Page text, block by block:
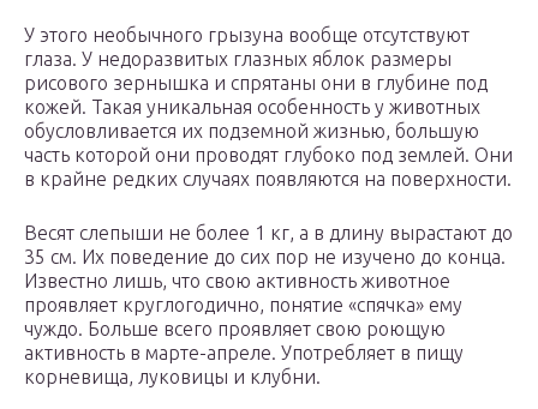
У этого необычного грызуна вообще отсутствуют
глаза. У недоразвитых глазных яблок размеры
рисового зернышка и спрятаны они в глубине под
кожей. Такая уникальная особенность у животных
обусловливается их подземной жизнью, большую
часть которой они проводят глубоко под землей. Они
в крайне редких случаях появляются на поверхности.
Весят слепыши не более 1 кг, а в длину вырастают до
35 см. Их поведение до сих пор не изучено до конца.
Известно лишь, что свою активность животное
проявляет круглогодично, понятие «спячка» ему
чуждо. Больше всего проявляет свою роющую
активность в марте-апреле. Употребляет в пищу
корневища, луковицы и клубни.